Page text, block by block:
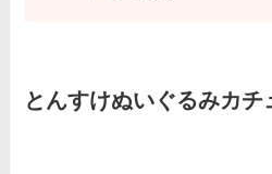
とんすけぬいぐるみカチ